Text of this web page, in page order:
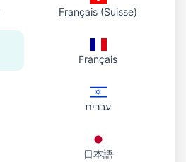
Mail oder Chat. Wenn nötig, öffnen
um denselben Link zu kopieren,
Français (Suisse)
Français
עברית
日本語